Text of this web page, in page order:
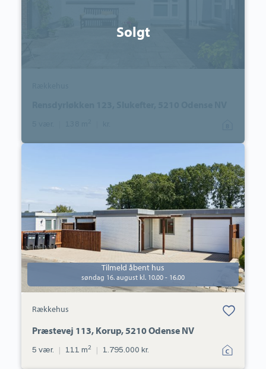
Solgt
Odense
NV
Tilmeld åbent hus
søndag 16. august kl. 10.00 - 16.00
Rækkehus
Bolig er gemt
under dine
Præstevej 113, Korup, 5210 Odense NV
5 vær. | 111 m2 | 1.795.000 kr.